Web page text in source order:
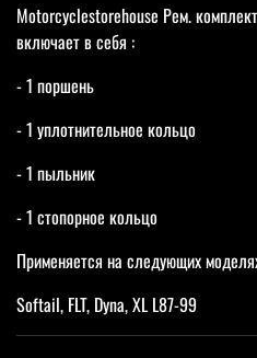
Motorcyclestorehouse Рем.
включает в себя :
- 1 поршень
- 1 уплотнительное кольцо
- 1 пыльник
- 1 стопорное кольцо
Применяется на следующих
Softail, FLT, Dyna, XL L87-99